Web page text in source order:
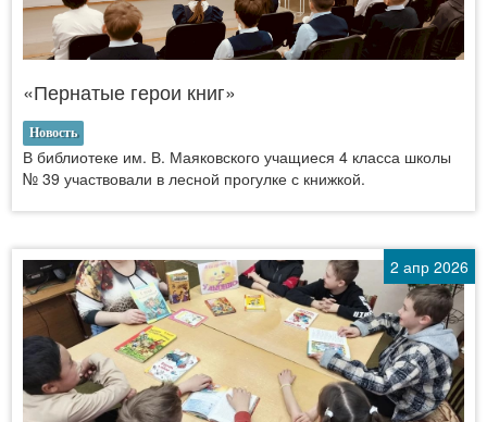
«Пернатые герои книг»
Новость
В библиотеке им. В. Маяковского учащиеся 4 класса школы
№ 39 участвовали в лесной прогулке с книжкой.
2 апр 2026